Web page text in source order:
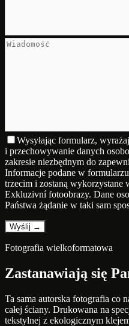
Wysyłając formularz,
i przechowywanie danych
zakresie niezbędnym do
Informacje podane w
trzecim i zostaną wykorzystane
Exkluzivní fotoobrazy. Dane
Państwa żądanie w taki sam
Fotografia wielkoformatowa
Zastanawiają się
Ta sama autorska fotografia co
całej ściany. Drukowana na
tekstylnej z ekologicznym